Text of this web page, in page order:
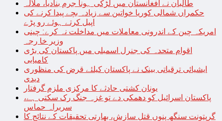
طالبان نے افغانستان میں لڑکی ہونا جرم بنادیا، ملالہ
حکمراں شمالی کوریا خواتین سے زیادہ بچے پیدا کرنے کی
اپیل کرتے ہوئے رو پڑے
امریکہ چین کے اندرونی معاملات میں مداخلت نہ کرے: چینی
وزیر خا رجہ
اقوام متحدہ کی جنرل اسمبلی میں پاکستان کی بڑی
کامیابی
ایشیائی ترقیاتی بینک نے پاکستان کیلئے قرض کی منظوری
دیدی
یونان کشتی حادثے کا مرکزی ملزم گرفتار
پاکستان اسرائیل کو دھمکی دے تو غزہ جنگ رک سکتی ہے،
سربراہ حماس
گرپتونت سنگھ پنوں قتل سازش، بھارتی تحقیقات کے نتائج کا